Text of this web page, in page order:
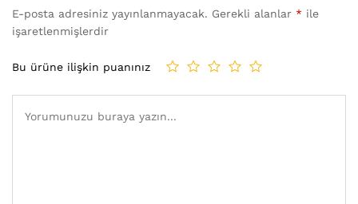
E-posta adresiniz yayınlanmayacak. Gerekli alanlar * ile
işaretlenmişlerdir
Bu ürüne ilişkin puanınız